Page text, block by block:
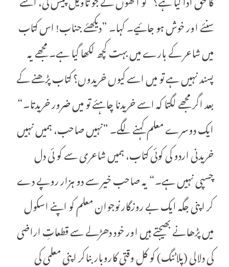
سنئے اور خوش ہو جائیے۔ کہا۔ ”دیکھئے جناب! اس کتاب
میں شاعر کے بارے میں بہت کچھ لکھا گیا ہے۔ مجھے یہ
پسند نہیں ہے تو میں اسے کیوں خریدوں؟ کتاب پڑھنے کے
بعد اگر مجھے لگتا کہ اسے خریدنا چاہئے تو میں ضرور خریدتا۔“
ایک دوسرے معلم کہنے لگے۔ ”نہیں صاحب، ہمیں نہیں
خریدنی اردو کی کوئی کتاب، ہمیں شاعری سے کو ئی دل
چسپی نہیں ہے۔“ یہ صاحب خیر سے دو ہزار روپے دے
کر اپنی جگہ ایک بے روزگار نوجوان معلم کو اپنے اسکول
میں پڑھانے بھیجتے ہیں اور خود دھڑلے سے قطعاتِ اراضی
کی دلالی (پلاٹنگ) کو کل وقتی کاروبار بناکر اپنی معلمی کی